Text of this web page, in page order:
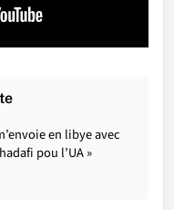
en libye avec
pou l’UA »